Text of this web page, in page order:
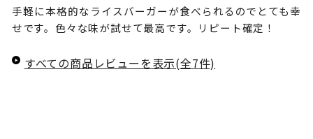
手軽に本格的なライスバーガーが食べられるのでとても幸
せです。色々な味が試せて最高です。リピート確定！
すべての商品レビューを表示(全7件)